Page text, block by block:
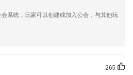
会系统，玩家可以创建或加入公会，与其他玩
265